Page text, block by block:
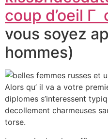
coup d’oeil Г
vous soyez
hommes)
Alors qu’ il va a votre
diplomes s’interessent
decollement charmeuses
torse.